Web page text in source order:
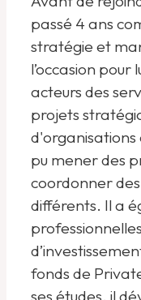
passé 4 ans
stratégie et
l’occasion pour
acteurs des
projets
d'organisations
pu mener des
coordonner
différents. Il a
fonds de
ses études, il